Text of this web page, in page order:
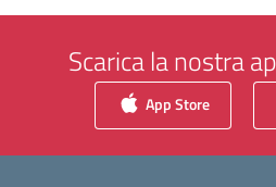
Scarica la nostra
App Store